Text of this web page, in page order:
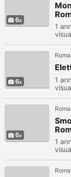
6
1
6
Roma
1
6
Roma
1
Roma